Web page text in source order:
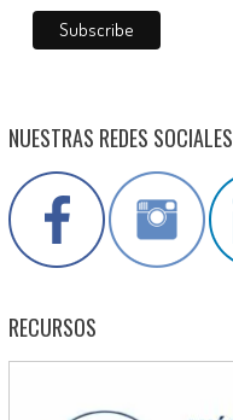
NUESTRAS REDES SOCIALES
RECURSOS